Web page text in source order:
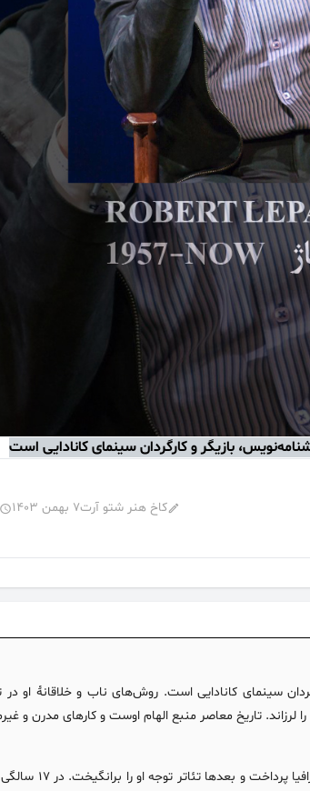
بازیگر و کارگردان سینمای کانادایی است
کاخ هنر شتو آرت7 بهمن 1403
سینمای کانادایی است. روش‌های ناب و خلاقانهٔ او در
لرزاند. تاریخ معاصر منبع الهام اوست و کارهای مدرن و
لوپاژ در سال۱۹۵۷ در کبک